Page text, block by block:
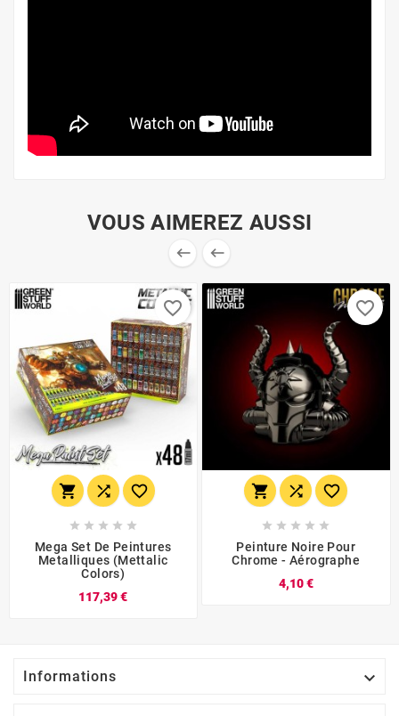
VOUS AIMEREZ AUSSI
 
  
    
Mega Set De Peintures
Metalliques (Mettalic
Colors)
117,39 €
favorite_border
  
    
Peinture Noire Pour
Chrome - Aérographe
4,10 €
favorite_border
Informations 